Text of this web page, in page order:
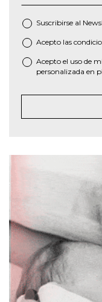
Suscribirse al
* Acepto las
Acepto el uso de
personalizada en